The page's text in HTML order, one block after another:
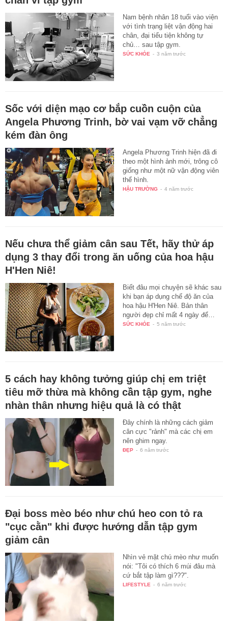
Nam bệnh nhân 18 tuổi vào viện
với tình trạng liệt vận động hai
chân, đại tiểu tiện không tự
chủ… sau tập gym.
SỨC KHỎE - 3 năm trước
Sốc với diện mạo cơ bắp cuồn cuộn của
Angela Phương Trinh, bờ vai vạm vỡ chẳng
kém đàn ông
Angela Phương Trinh hiện đã đi
theo một hình ảnh mới, trông cô
giống như một nữ vận động viên
thể hình.
HẬU TRƯỜNG - 4 năm trước
Nếu chưa thể giảm cân sau Tết, hãy thử áp
dụng 3 thay đổi trong ăn uống của hoa hậu
H'Hen Niê!
Biết đâu mọi chuyện sẽ khác sau
khi bạn áp dụng chế độ ăn của
hoa hậu H'Hen Niê. Bản thân
người đẹp chỉ mất 4 ngày để…
SỨC KHỎE - 5 năm trước
5 cách hay không tưởng giúp chị em triệt
tiêu mỡ thừa mà không cần tập gym, nghe
nhàn thân nhưng hiệu quả là có thật
Đây chính là những cách giảm
cân cực "rảnh" mà các chị em
nên ghim ngay.
ĐẸP - 6 năm trước
Đại boss mèo béo như chú heo con tỏ ra
"cục cằn" khi được hướng dẫn tập gym
giảm cân
Nhìn vẻ mặt chú mèo như muốn
nói: "Tôi có thích 6 múi đâu mà
cứ bắt tập làm gì???".
LIFESTYLE - 6 năm trước